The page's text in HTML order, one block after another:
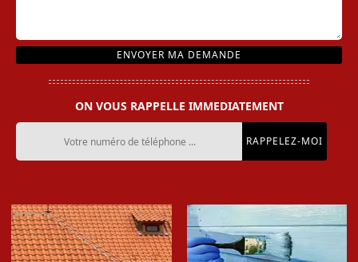
ON VOUS RAPPELLE IMMEDIATEMENT